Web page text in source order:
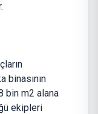
binasının
bin m2 alana
ekipleri